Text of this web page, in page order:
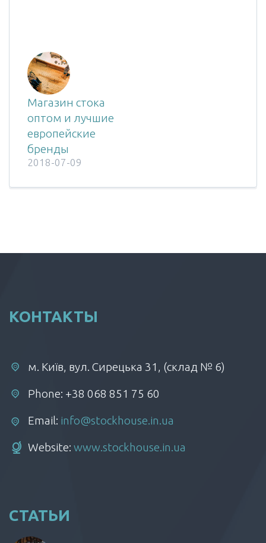
Магазин стока
оптом и лучшие
европейские
бренды
2018-07-09
КОНТАКТЫ
м. Київ, вул. Сирецька 31, (склад № 6)
Phone: +38 068 851 75 60
Email: info@stockhouse.in.ua
Website: www.stockhouse.in.ua
СТАТЬИ